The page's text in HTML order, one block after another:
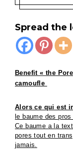
Spread the
Benefit « the
camoufle
Alors ce qui est
le baume des
Ce baume a la
pores tout en
jamais.